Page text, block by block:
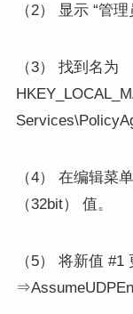
（2） 显示 “管
（3） 找到名为
（4） 在编辑菜
（32bit） 值。
（5） 将新值 #1